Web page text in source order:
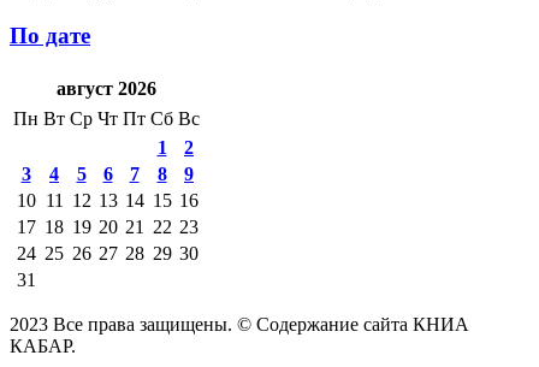
По дате
август 2026
Пн Вт Ср Чт Пт Сб Вс
1
2
3
4 5 6 7 8
9
10 11 12 13 14 15 16
17 18 19 20 21 22 23
24 25 26 27 28 29 30
31
2023 Все права защищены. © Содержание сайта КНИА
КАБАР.